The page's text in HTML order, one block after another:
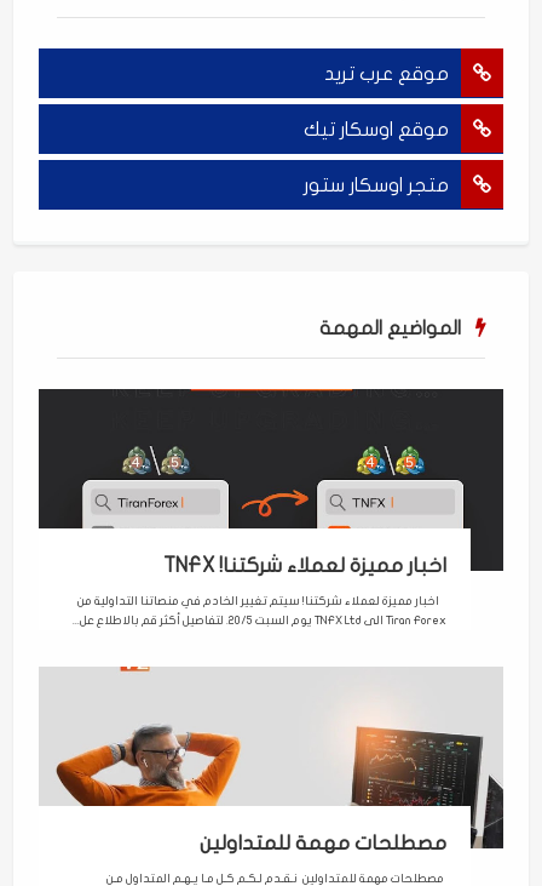
موقع عرب تريد
موقع اوسكار تيك
متجر اوسكار ستور
المواضيع المهمة
اخبار مميزة لعملاء شركتنا! TNFX
اخبار مميزة لعملاء شركتنا! سيتم تغيير الخادم في منصاتنا التداولية من
Tiran Forex الى TNFX Ltd يوم السبت 20/5. لتفاصيل أكثر قم بالاطلاع عل...
مصطلحات مهمة للمتداولين
مصطلحات مهمة للمتداولين نـقـدم لـكـم كـل مـا يـهـم المتداول مـن